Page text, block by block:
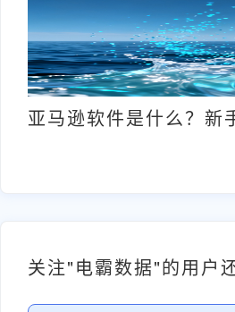
亚马逊软件是什么？新
关注"电霸数据"的用户